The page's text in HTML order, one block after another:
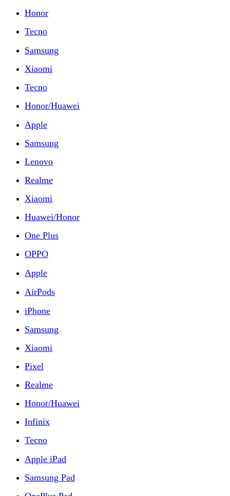
Honor
Tecno
Samsung
Xiaomi
Tecno
Honor/Huawei
Apple
Samsung
Lenovo
Realme
Xiaomi
Huawei/Honor
One Plus
OPPO
Apple
AirPods
iPhone
Samsung
Xiaomi
Pixel
Realme
Honor/Huawei
Infinix
Tecno
Apple iPad
Samsung Pad